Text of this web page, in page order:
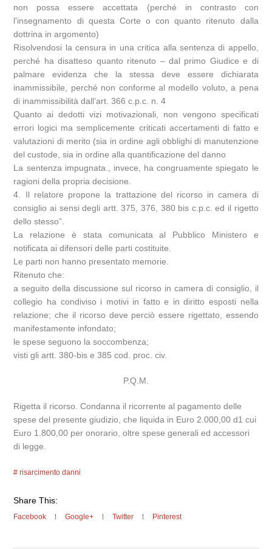
non possa essere accettata (perché in contrasto con
l’insegnamento di questa Corte o con quanto ritenuto dalla
dottrina in argomento)
Risolvendosi la censura in una critica alla sentenza di appello,
perché ha disatteso quanto ritenuto – dal primo Giudice e di
palmare evidenza che la stessa deve essere dichiarata
inammissibile, perché non conforme al modello voluto, a pena
di inammissibilità dall’art. 366 c.p.c. n. 4
Quanto ai dedotti vizi motivazionali, non vengono specificati
errori logici ma semplicemente criticati accertamenti di fatto e
valutazioni di merito (sia in ordine agli obblighi di manutenzione
del custode, sia in ordine alla quantificazione del danno
La sentenza impugnata., invece, ha congruamente spiegato le
ragioni della propria decisione.
4. Il relatore propone la trattazione del ricorso in camera di
consiglio ai sensi degli artt. 375, 376, 380 bis c.p.c. ed il rigetto
dello stesso”.
La relazione è stata comunicata al Pubblico Ministero e
notificata ai difensori delle parti costituite.
Le parti non hanno presentato memorie.
Ritenuto che:
a seguito della discussione sul ricorso in camera di consiglio, il
collegio ha condiviso i motivi in fatto e in diritto esposti nella
relazione; che il ricorso deve perciò essere rigettato, essendo
manifestamente infondato;
le spese seguono la soccombenza;
visti gli artt. 380-bis e 385 cod. proc. civ.
P.Q.M.
Rigetta il ricorso. Condanna il ricorrente al pagamento delle
spese del presente giudizio, che liquida in Euro 2.000,00 d1 cui
Euro 1.800,00 per onorario, oltre spese generali ed accessori
di legge.
risarcimento danni
Share This:
Facebook Google+ Twitter Pinterest